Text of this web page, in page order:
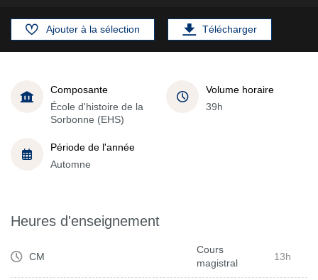
Ajouter à la sélection Télécharger
Composante
École d'histoire de la
Sorbonne (EHS)
Volume horaire
39h
Période de l'année
Automne
Heures d'enseignement
CM
Cours
magistral
13h